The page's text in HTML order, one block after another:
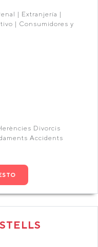
| Extranjería |
| Consumidores y
Divorcis
Accidents